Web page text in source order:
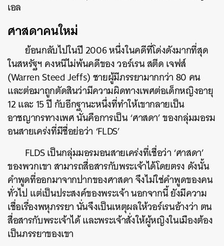
เอล
ศาสดาคนใหม่
ย้อนกลับไปในปี 2006 หนึ่งในคดีที่โด่งดังมากที่สุด
ในสหรัฐฯ คงหนีไม่พ้นคดีของ วอร์เรน สตีด เจฟส์
(Warren Steed Jeffs) ชายผู้มีภรรยามากกว่า 80 คน
และต่อมาถูกตัดสินว่ามีความผิดทางเพศต่อเด็กหญิงอายุ
12 และ 15 ปี กับอีกฐานะหนึ่งที่ทำให้เขากลายเป็น
อาชญากรทางเพศ นั่นคือการเป็น ‘ศาสดา’ ของกลุ่มมอรม
อนสายเคร่งที่มีชื่อย่อว่า ‘FLDS’
FLDS เป็นกลุ่มมอรมอนสายเคร่งที่เชื่อว่า ‘ศาสดา’
ของพวกเขา สามารถสื่อสารกับพระเจ้าได้โดยตรง ดังนั้น
คำพูดที่ออกมาจากปากของศาสดา จึงไม่ใช่คำพูดของคน
ทั่วไป แต่เป็นประสงค์ของพระเจ้า นอกจากนี้ ยังมีความ
เชื่อเรื่องพหุภรรยา นั่นจึงเป็นเหตุผลให้วอร์เรนอ้างว่า ตน
สื่อสารกับพระเจ้าได้ และพระเจ้าสั่งให้ผู้หญิงในเมืองต้อง
เป็นภรรยาของเขา